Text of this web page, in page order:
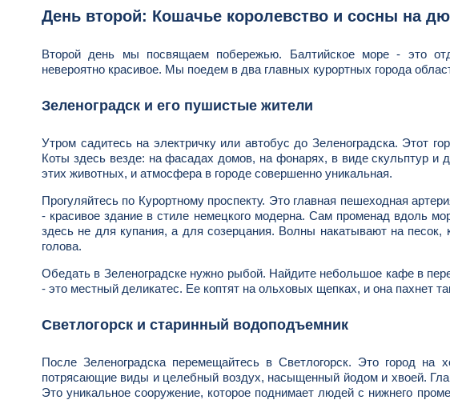
День второй: Кошачье королевство и сосны на
Второй день мы посвящаем побережью. Балтийское море - это
невероятно красивое. Мы поедем в два главных курортных города
Зеленоградск и его пушистые жители
Утром садитесь на электричку или автобус до Зеленоградска. Этот
Коты здесь везде: на фасадах домов, на фонарях, в виде скульптур
этих животных, и атмосфера в городе совершенно уникальная.
Прогуляйтесь по Курортному проспекту. Это главная пешеходная
- красивое здание в стиле немецкого модерна. Сам променад вдоль
здесь не для купания, а для созерцания. Волны накатывают на песок,
голова.
Обедать в Зеленоградске нужно рыбой. Найдите небольшое кафе в
- это местный деликатес. Ее коптят на ольховых щепках, и она пахнет
Светлогорск и старинный водоподъемник
После Зеленоградска перемещайтесь в Светлогорск. Это город
потрясающие виды и целебный воздух, насыщенный йодом и хвоей.
Это уникальное сооружение, которое поднимает людей с нижнего